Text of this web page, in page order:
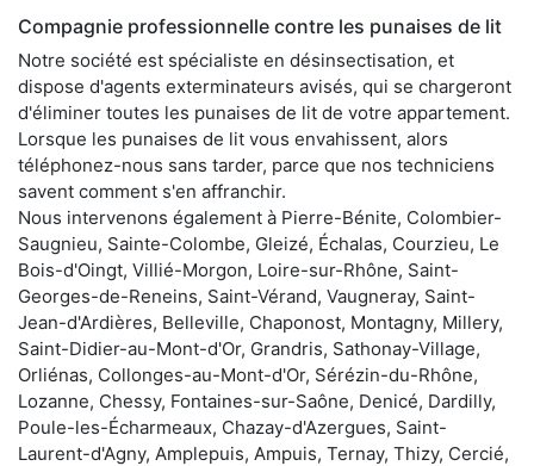
Compagnie professionnelle contre les punaises de lit
Notre société est spécialiste en désinsectisation, et
dispose d'agents exterminateurs avisés, qui se chargeront
d'éliminer toutes les punaises de lit de votre appartement.
Lorsque les punaises de lit vous envahissent, alors
téléphonez-nous sans tarder, parce que nos techniciens
savent comment s'en affranchir.
Nous intervenons également à Pierre-Bénite, Colombier-
Saugnieu, Sainte-Colombe, Gleizé, Échalas, Courzieu, Le
Bois-d'Oingt, Villié-Morgon, Loire-sur-Rhône, Saint-
Georges-de-Reneins, Saint-Vérand, Vaugneray, Saint-
Jean-d'Ardières, Belleville, Chaponost, Montagny, Millery,
Saint-Didier-au-Mont-d'Or, Grandris, Sathonay-Village,
Orliénas, Collonges-au-Mont-d'Or, Sérézin-du-Rhône,
Lozanne, Chessy, Fontaines-sur-Saône, Denicé, Dardilly,
Poule-les-Écharmeaux, Chazay-d'Azergues, Saint-
Laurent-d'Agny, Amplepuis, Ampuis, Ternay, Thizy, Cercié,